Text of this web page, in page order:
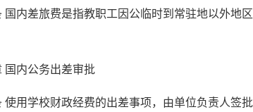
国内差旅费是指教职工因公临时到常驻地以外地
国内公务出差审批
使用学校财政经费的出差事项，由单位负责人签